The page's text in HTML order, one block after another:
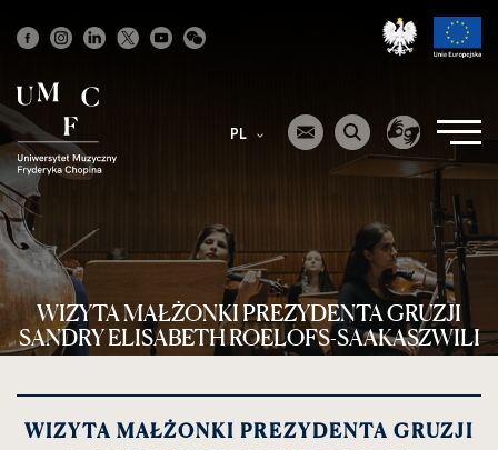
Strona
PL
WIZYTA MAŁŻONKI PREZYDENTA GRUZJI
SANDRY ELISABETH ROELOFS-SAAKASZWILI
WIZYTA MAŁŻONKI PREZYDENTA GRUZJI